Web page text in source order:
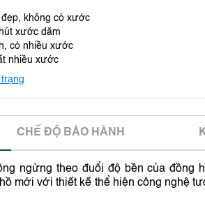
không có xước
xước dăm
có nhiều xước
nhiều xước
CHẾ ĐỘ BẢO HÀNH
ngừng theo đuổi độ bền của đồng
mới với thiết kế thể hiện công nghệ